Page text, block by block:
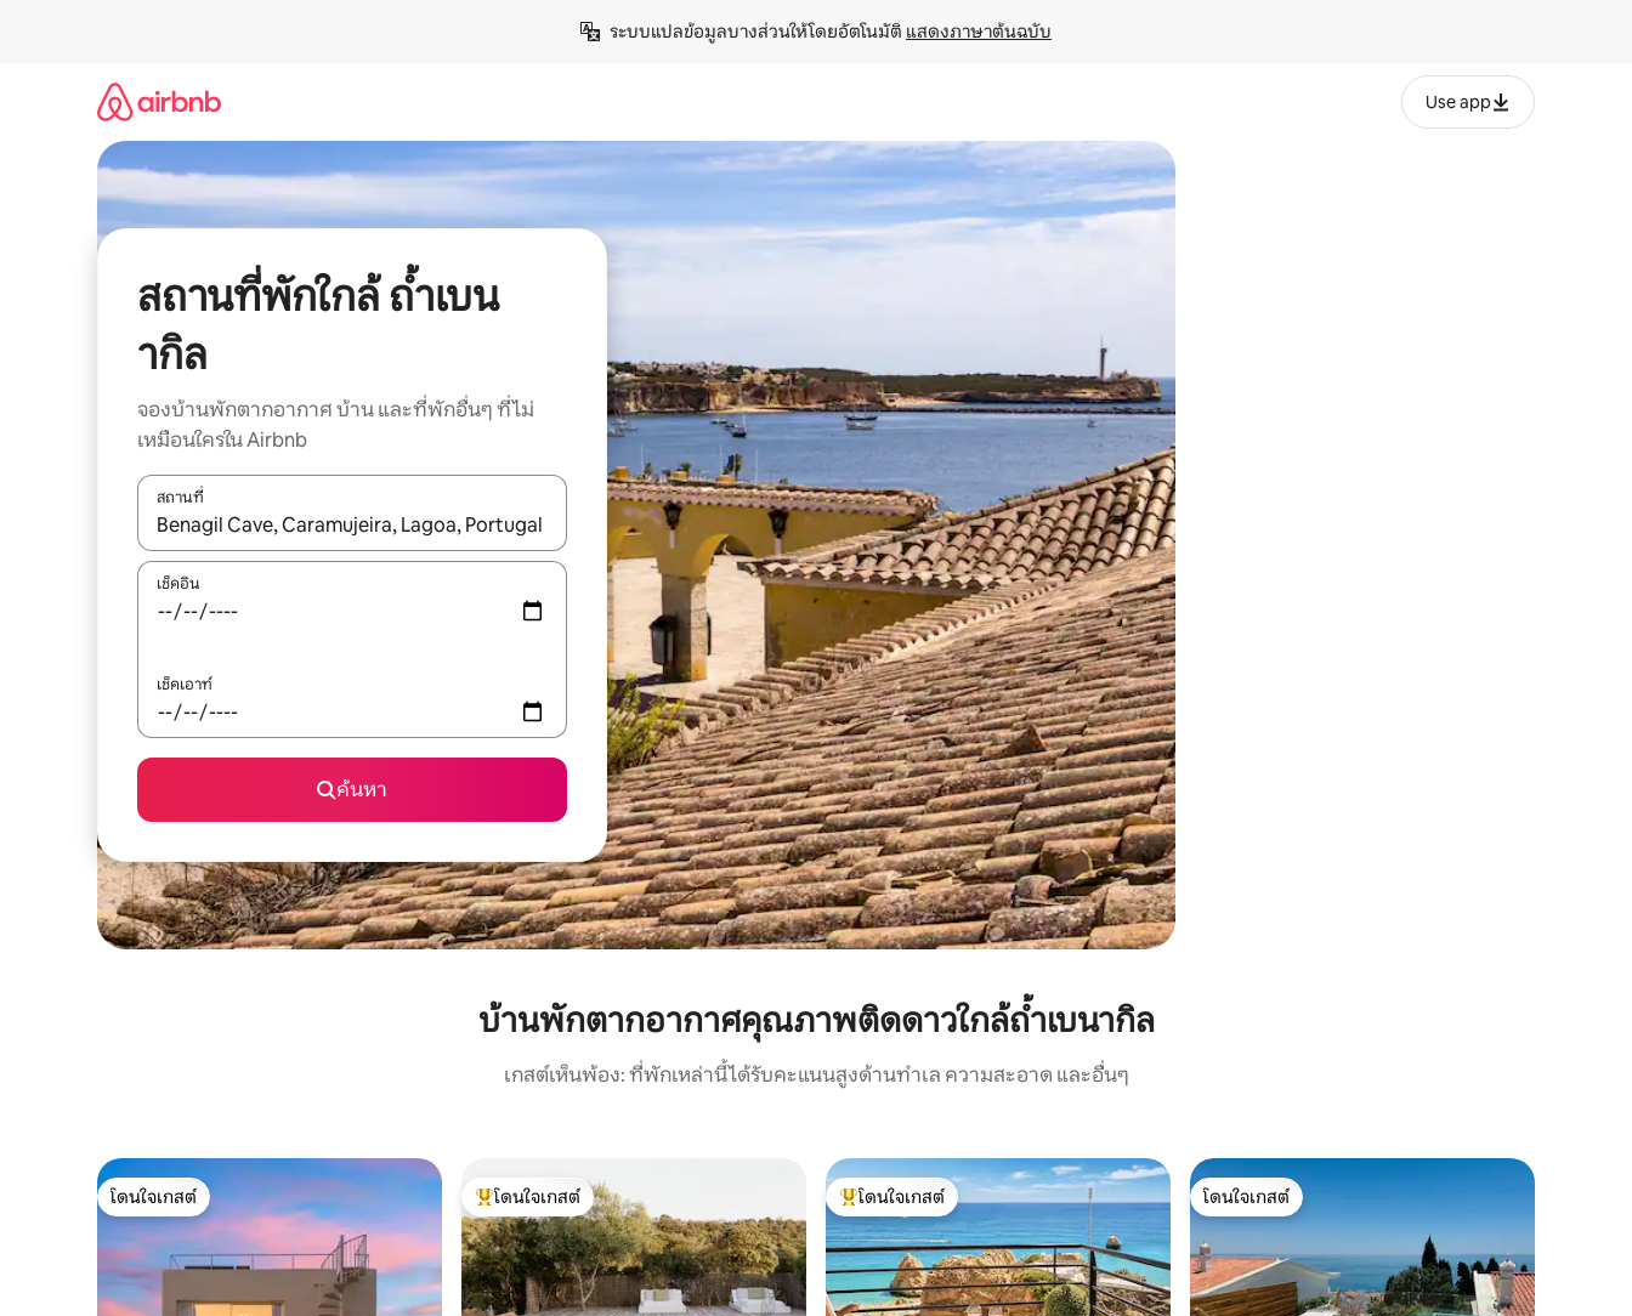
ระบบแปลข้อมูลบางส่วนให้โดยอัตโนมัติ แสดงภาษาต้นฉบับ
Use app
สถานที่พักใกล้ ถ้ำเบน
ากิล
จองบ้านพักตากอากาศ บ้าน และที่พักอื่นๆ ที่ไม่
เหมือนใครใน Airbnb
สถานที่
ใช้ลูกศรขึ้นลง หรือใช้การสัมผัสหรือปัด เพื่อสำรวจผลการค้นหา
เช็คอิน
เช็คเอาท์
ค้นหา
บ้านพักตากอากาศคุณภาพติดดาวใกล้ถ้ำเบนากิล
เกสต์เห็นพ้อง: ที่พักเหล่านี้ได้รับคะแนนสูงด้านทำเล ความสะอาด และอื่นๆ
โดนใจเกสต์
โดนใจเกสต์
โดนใจเกสต์ที่สุด
โดนใจเกสต์
โดนใจเกสต์ที่สุด
โดนใจเกสต์
โดนใจเกสต์
โดนใจเกสต์